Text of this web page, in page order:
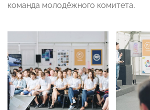
команда молодёжного комитета.